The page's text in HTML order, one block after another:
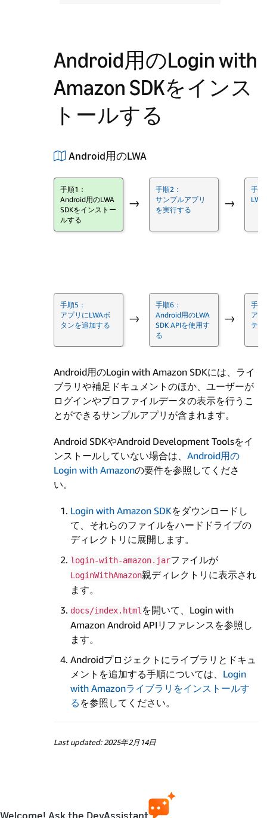
Android用のLogin with
Amazon SDKをインス
トールする
Android用のLWA
手順1：
Android用のLWA
SDKをインストー
ルする
→
手順2：
サンプルアプリ
を実行する
→
手順
手順5：
アプリにLWAボ
タンを追加する
→
手順6：
Android用のLWA
SDK APIを使用す
る
→
手順
ア
テ
Android用のLogin with Amazon SDKには、ライ
ブラリや補足ドキュメントのほか、ユーザーが
ログインやプロファイルデータの表示を行うこ
とができるサンプルアプリが含まれます。
Android SDKやAndroid Development Toolsをイ
ンストールしていない場合は、 Android用の
Login with Amazonの要件を参照してくださ
い。
Login with Amazon SDKをダウンロードし
て、それらのファイルをハードドライブの
ディレクトリに展開します。
login-with-amazon.jarファイルが
LoginWithAmazon親ディレクトリに表示され
ます。
docs/index.htmlを開いて、Login with
Amazon Android APIリファレンスを参照し
ます。
Androidプロジェクトにライブラリとドキュ
メントを追加する手順については、 Login
with Amazonライブラリをインストールす
る を参照してください。
Last updated: 2025年2月14日
Welcome! Ask the DevAssistant